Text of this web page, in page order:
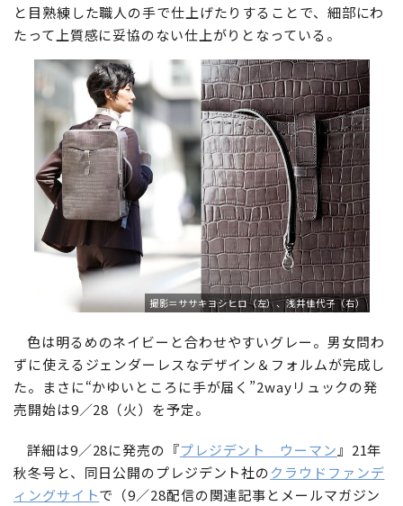
と目熟練した職人の手で仕上げたりすることで、細部にわ
たって上質感に妥協のない仕上がりとなっている。
撮影＝ササキヨシヒロ（左）、浅井佳代子（右）
色は明るめのネイビーと合わせやすいグレー。男女問わ
ずに使えるジェンダーレスなデザイン＆フォルムが完成し
た。まさに“かゆいところに手が届く”2wayリュックの発
売開始は9／28（火）を予定。
詳細は9／28に発売の『プレジデント ウーマン 』21年
秋冬号と、同日公開のプレジデント社のクラウドファンデ
ィングサイトで（9／28配信の関連記事とメールマガジン